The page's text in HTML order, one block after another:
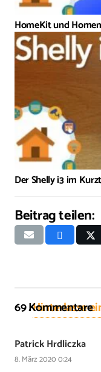
HomeKit und
Der Shelly i3 im
Beitrag teilen:
69Kommentare
.Hinterlasse
Patrick Hrdliczka
8. März 2020 0:24